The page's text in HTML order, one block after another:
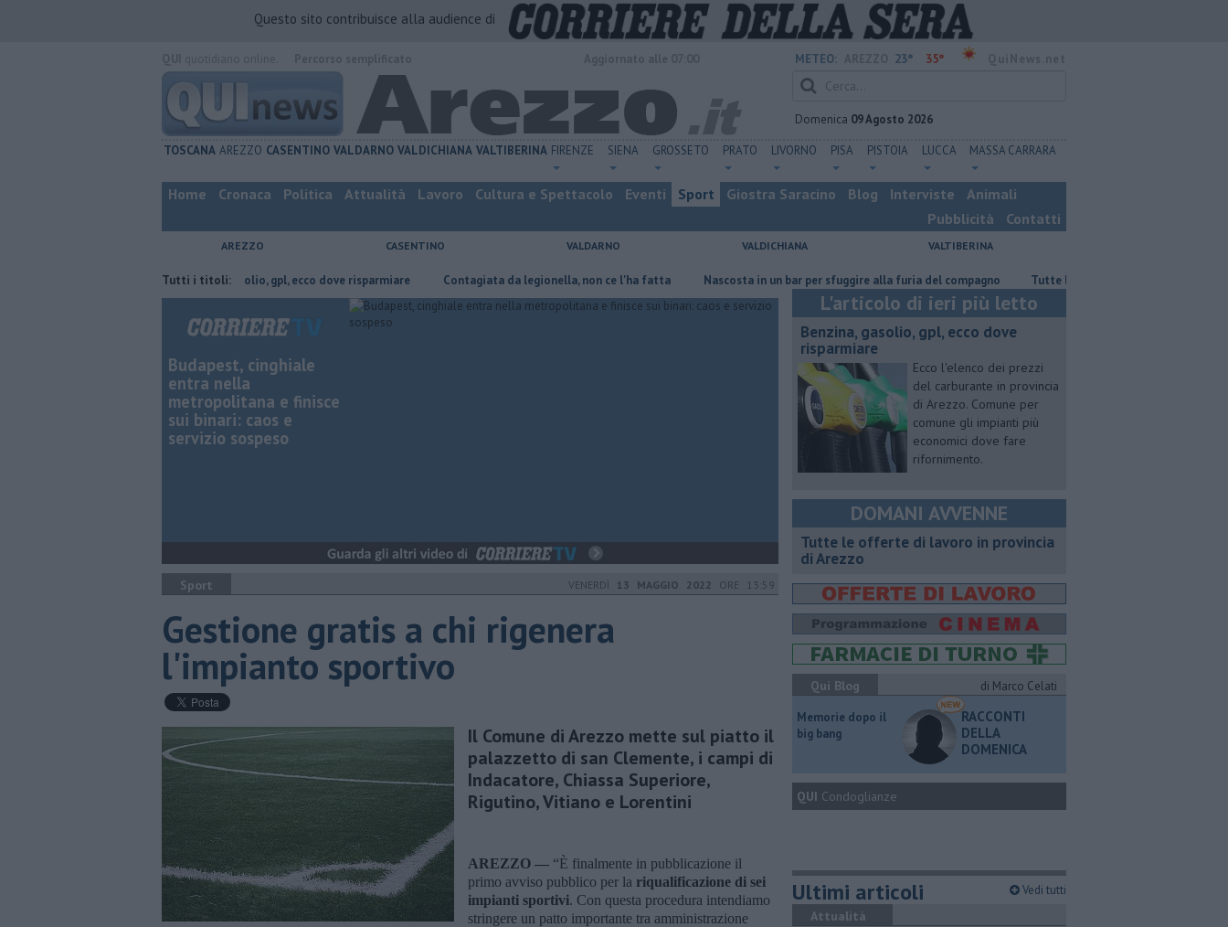
Questo sito contribuisce alla audience di
METEO: 23° 35°
Domenica 09 Agosto 2026
TOSCANA AREZZO CASENTINO VALDARNO VALDICHIANA VALTIBERINA FIRENZE SIENA GROSSETO PRATO LIVORNO PISA PISTOIA LUCCA MASSA CARRARA
Home Cronaca Politica Attualità Lavoro Cultura e Spettacolo Eventi Sport Giostra Saracino Blog Interviste
Animali
Pubblicità
Contatti
AREZZO CASENTINO VALDARNO VALDICHIANA VALTIBERINA
Tutti i titoli:
​Benzina, gasolio, gpl, ecco dove risparmiare Contagiata da legionella, non ce l'ha fatta Nascosta in un bar per sfuggire alla furia del compagno ​Tutte le offerte di lavoro in provincia di
Budapest, cinghiale
entra nella
metropolitana e finisce
sui binari: caos e
servizio sospeso
Sport VENERDÌ 13 MAGGIO 2022 ORE 13:59
Gestione gratis a chi rigenera
l'impianto sportivo
Il Comune di Arezzo mette sul piatto il
palazzetto di san Clemente, i campi di
Indacatore, Chiassa Superiore,
Rigutino, Vitiano e Lorentini
AREZZO — “È finalmente in pubblicazione il
primo avviso pubblico per la riqualificazione di sei
impianti sportivi. Con questa procedura intendiamo
stringere un patto importante tra amministrazione
L'articolo di ieri più letto
​Benzina, gasolio, gpl, ecco dove
risparmiare
Ecco l'elenco dei prezzi
del carburante in provincia
di Arezzo. Comune per
comune gli impianti più
economici dove fare
rifornimento.
DOMANI AVVENNE
​Tutte le offerte di lavoro in provincia
di Arezzo
Qui Blog
di Marco Celati
Memorie dopo il
big bang
RACCONTI
DELLA
DOMENICA
QUI Condoglianze
Ultimi articoli Vedi tutti
Attualità